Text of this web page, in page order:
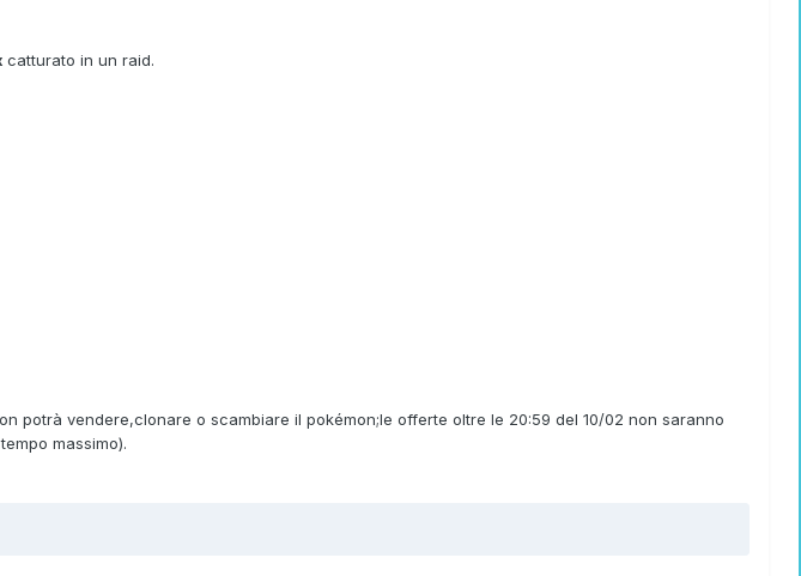
catturato in un raid.
potrà vendere,clonare o scambiare il pokémon;le offerte oltre le 20:59 del 10/02 non saranno
massimo).